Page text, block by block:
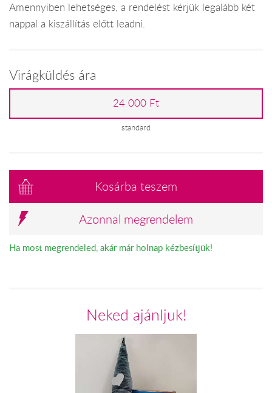
Amennyiben lehetséges, a rendelést kérjük legalább két
nappal a kiszállítás előtt leadni.
Virágküldés ára
24 000 Ft
standard
Kosárba teszem
Azonnal megrendelem
Ha most megrendeled, akár már holnap kézbesítjük!
Neked ajánljuk!